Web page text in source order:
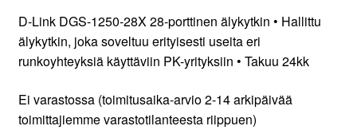
D-Link DGS-1250-28X 28-porttinen älykytkin • Hallittu
älykytkin, joka soveltuu erityisesti useita eri
runkoyhteyksiä käyttäviin PK-yrityksiin • Takuu 24kk
Ei varastossa (toimitusaika-arvio 2-14 arkipäivää
toimittajiemme varastotilanteesta riippuen)